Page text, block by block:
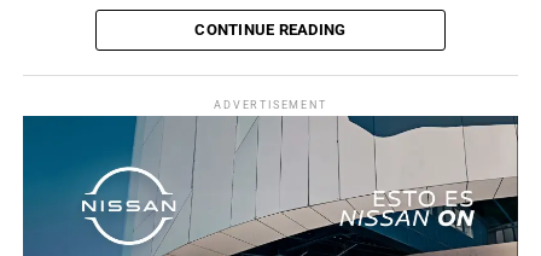
puerta del lado del conductor.
realizaron las diligencias correspondientes y el
levantamiento del cuerpo. Hasta el momento no se
cuenta con información sobre los agresores, y el cadáver
fue trasladado al Servicio Médico Forense en espera de
ser identificado, en tanto continúan las investigaciones.
CONTINUE READING
ADVERTISEMENT